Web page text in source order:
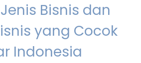
Bisnis dan
yang Cocok
Indonesia